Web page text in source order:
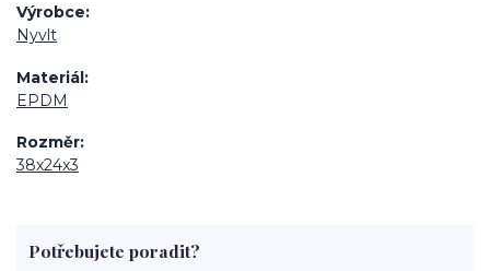
Výrobce
Nyvlt
Materiál
EPDM
Rozměr
38x24x3
Potřebujete poradit?